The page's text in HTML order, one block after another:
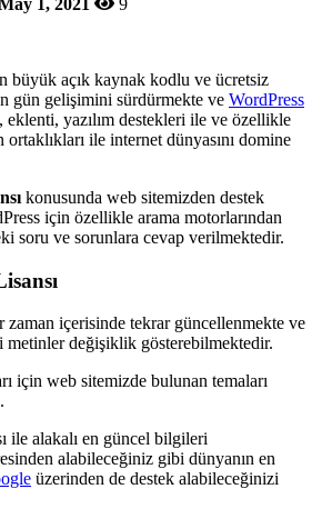
büyük açık kaynak kodlu ve ücretsiz
gün gelişimini sürdürmekte ve WordPress
eklenti, yazılım destekleri ile ve özellikle
ortaklıkları ile internet dünyasını domine
konusunda web sitemizden destek
için özellikle arama motorlarından
soru ve sorunlara cevap verilmektedir.
zaman içerisinde tekrar güncellenmekte ve
metinler değişiklik gösterebilmektedir.
için web sitemizde bulunan temaları
ile alakalı en güncel bilgileri
alabileceğiniz gibi dünyanın en
üzerinden de destek alabileceğinizi